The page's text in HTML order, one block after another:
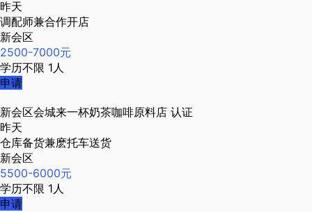
昨天
调配师兼合作开店
新会区
2500-7000元
学历不限 1人
申请
新会区会城来一杯奶茶咖啡原料店 认证
昨天
仓库备货兼麽托车送货
新会区
5500-6000元
学历不限 1人
申请